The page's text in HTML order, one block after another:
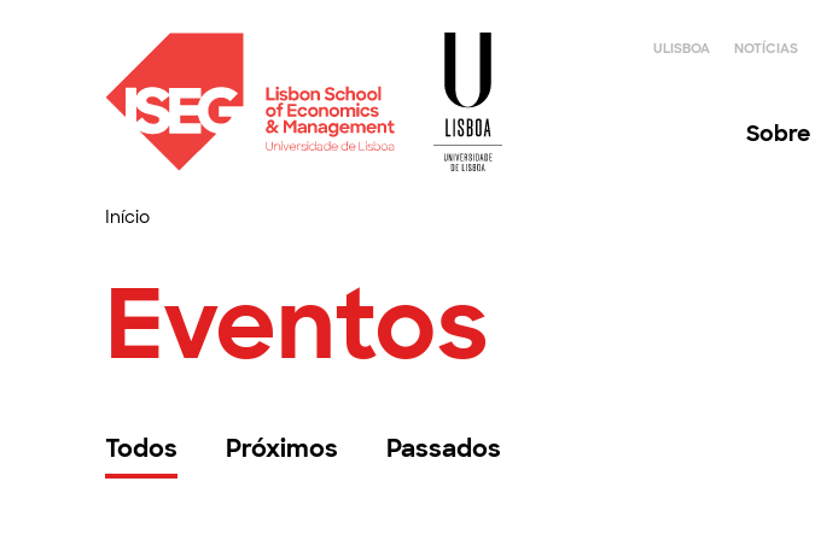
ULISBOA NOTÍCIAS
Sobre
Início
Eventos
Todos Próximos Passados